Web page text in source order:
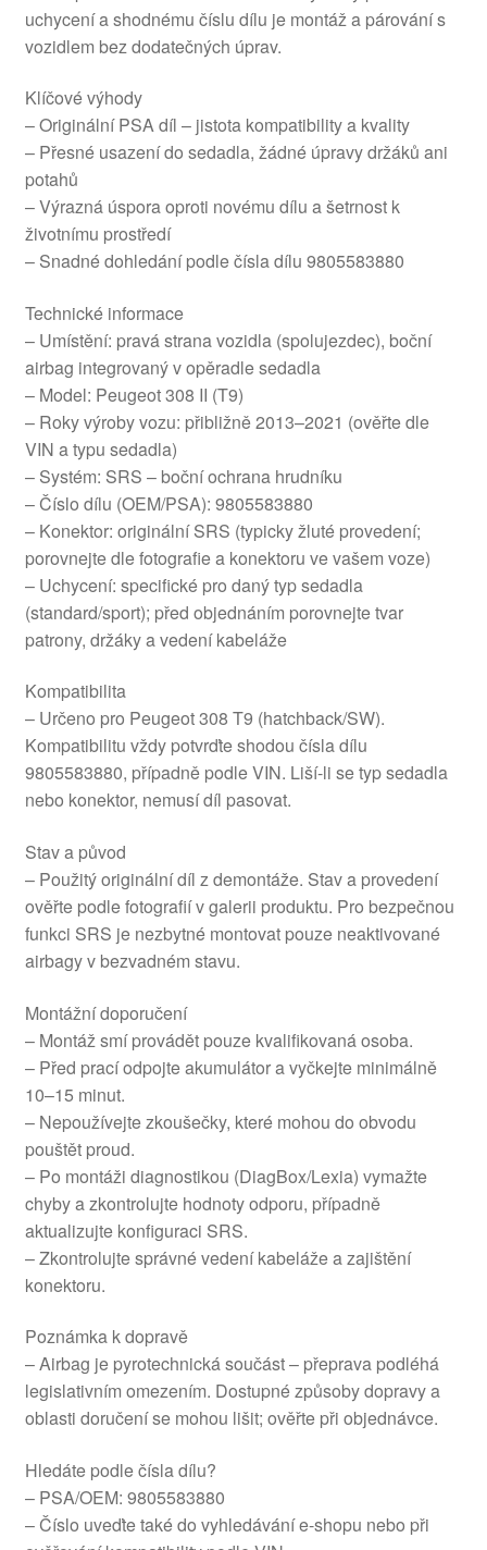
uchycení a shodnému číslu dílu je montáž a párování s
vozidlem bez dodatečných úprav.
Klíčové výhody
– Originální PSA díl – jistota kompatibility a kvality
– Přesné usazení do sedadla, žádné úpravy držáků ani
potahů
– Výrazná úspora oproti novému dílu a šetrnost k
životnímu prostředí
– Snadné dohledání podle čísla dílu 9805583880
Technické informace
– Umístění: pravá strana vozidla (spolujezdec), boční
airbag integrovaný v opěradle sedadla
– Model: Peugeot 308 II (T9)
– Roky výroby vozu: přibližně 2013–2021 (ověřte dle
VIN a typu sedadla)
– Systém: SRS – boční ochrana hrudníku
– Číslo dílu (OEM/PSA): 9805583880
– Konektor: originální SRS (typicky žluté provedení;
porovnejte dle fotografie a konektoru ve vašem voze)
– Uchycení: specifické pro daný typ sedadla
(standard/sport); před objednáním porovnejte tvar
patrony, držáky a vedení kabeláže
Kompatibilita
– Určeno pro Peugeot 308 T9 (hatchback/SW).
Kompatibilitu vždy potvrďte shodou čísla dílu
9805583880, případně podle VIN. Liší-li se typ sedadla
nebo konektor, nemusí díl pasovat.
Stav a původ
– Použitý originální díl z demontáže. Stav a provedení
ověřte podle fotografií v galerii produktu. Pro bezpečnou
funkci SRS je nezbytné montovat pouze neaktivované
airbagy v bezvadném stavu.
Montážní doporučení
– Montáž smí provádět pouze kvalifikovaná osoba.
– Před prací odpojte akumulátor a vyčkejte minimálně
10–15 minut.
– Nepoužívejte zkoušečky, které mohou do obvodu
pouštět proud.
– Po montáži diagnostikou (DiagBox/Lexia) vymažte
chyby a zkontrolujte hodnoty odporu, případně
aktualizujte konfiguraci SRS.
– Zkontrolujte správné vedení kabeláže a zajištění
konektoru.
Poznámka k dopravě
– Airbag je pyrotechnická součást – přeprava podléhá
legislativním omezením. Dostupné způsoby dopravy a
oblasti doručení se mohou lišit; ověřte při objednávce.
Hledáte podle čísla dílu?
– PSA/OEM: 9805583880
– Číslo uveďte také do vyhledávání e-shopu nebo při